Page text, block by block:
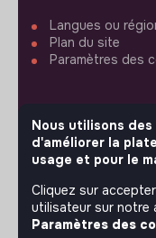
Langues ou
Plan du site
Paramètres des
SUIVEZ-NOUS
© 2026 jobs that
Nous utilisons
d'améliorer la
usage et pour le
Cliquez sur
utilisateur sur notre
Paramètres des